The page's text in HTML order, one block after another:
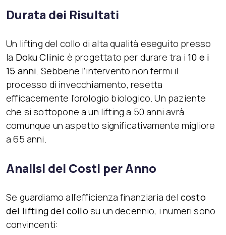
Durata dei Risultati
Un lifting del collo di alta qualità eseguito presso
la Doku Clinic è progettato per durare tra i 10 e i
15 anni. Sebbene l’intervento non fermi il
processo di invecchiamento, resetta
efficacemente l’orologio biologico. Un paziente
che si sottopone a un lifting a 50 anni avrà
comunque un aspetto significativamente migliore
a 65 anni.
Analisi dei Costi per Anno
Se guardiamo all’efficienza finanziaria del costo
del lifting del collo su un decennio, i numeri sono
convincenti: